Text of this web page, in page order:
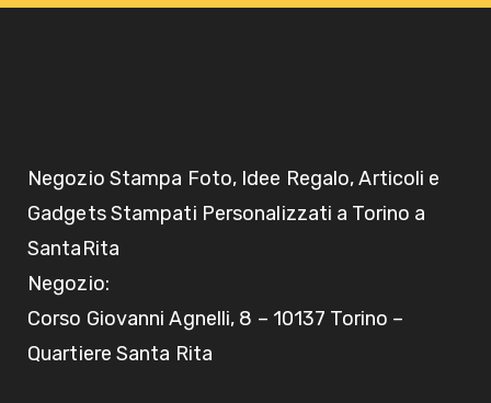
Negozio Stampa Foto, Idee Regalo, Articoli e
Gadgets Stampati Personalizzati a Torino a
SantaRita
Negozio:
Corso Giovanni Agnelli, 8 – 10137 Torino –
Quartiere Santa Rita